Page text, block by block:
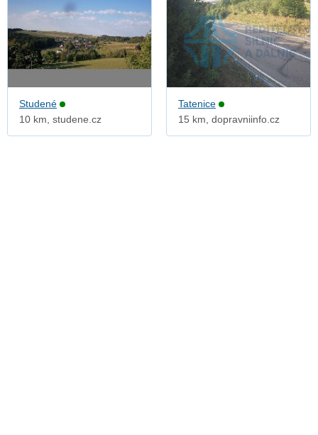
Studené
10 km, studene.cz
Tatenice
15 km, dopravniinfo.cz